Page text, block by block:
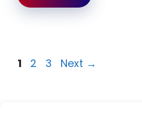
Page
1 Page
2 Page
3 Next →